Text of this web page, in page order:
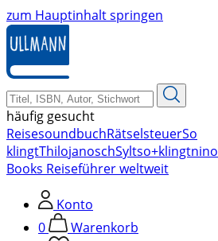
zum Hauptinhalt springen
häufig gesucht
ReisesoundbuchRätselsteuerSo
klingtThilojanoschSyltso+klingtnino
Books Reiseführer weltweit
Konto
0
Warenkorb